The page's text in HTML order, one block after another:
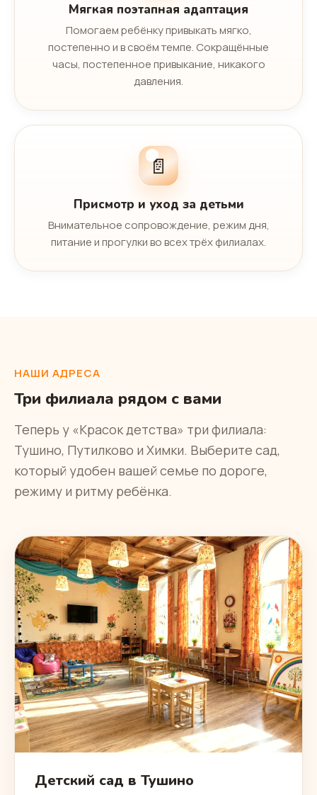
Мягкая поэтапная адаптация
Помогаем ребёнку привыкать мягко,
постепенно и в своём темпе. Сокращённые
часы, постепенное привыкание, никакого
давления.
📄
Присмотр и уход за детьми
Внимательное сопровождение, режим дня,
питание и прогулки во всех трёх филиалах.
НАШИ АДРЕСА
Три филиала рядом с вами
Теперь у «Красок детства» три филиала:
Тушино, Путилково и Химки. Выберите сад,
который удобен вашей семье по дороге,
режиму и ритму ребёнка.
Детский сад в Тушино